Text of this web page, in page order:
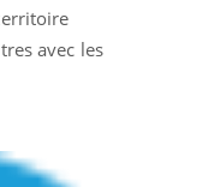
avec les